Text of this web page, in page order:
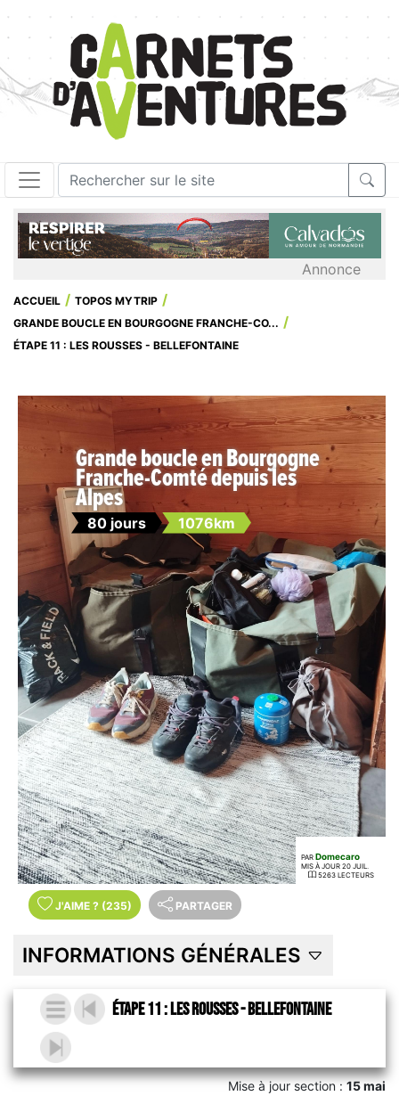
Annonce
ACCUEIL
TOPOS MYTRIP
GRANDE BOUCLE EN BOURGOGNE FRANCHE-CO...
ÉTAPE 11 : LES ROUSSES - BELLEFONTAINE
Grande boucle en Bourgogne
Franche-Comté depuis les
Alpes
80 jours 1076km
PAR Domecaro
MIS À JOUR 20 JUIL.
5263 LECTEURS
J'AIME ? (235) PARTAGER
INFORMATIONS GÉNÉRALES
Étape 11 : Les Rousses - Bellefontaine
Mise à jour section :15 mai